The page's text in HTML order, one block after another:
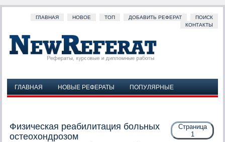
ГЛАВНАЯ НОВОЕ ТОП ДОБАВИТЬ РЕФЕРАТ
ПОИСК
КОНТАКТЫ
ГЛАВНАЯ НОВЫЕ РЕФЕРАТЫ
ПОПУЛЯРНЫЕ
Страница
1
Физическая реабилитация больных
остеохондрозом